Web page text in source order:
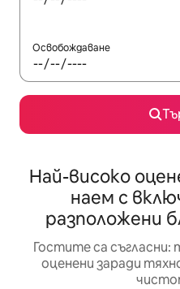
Освобождаване
Най-високо
наем с
разположени
Гостите са съгласни:
оценени заради